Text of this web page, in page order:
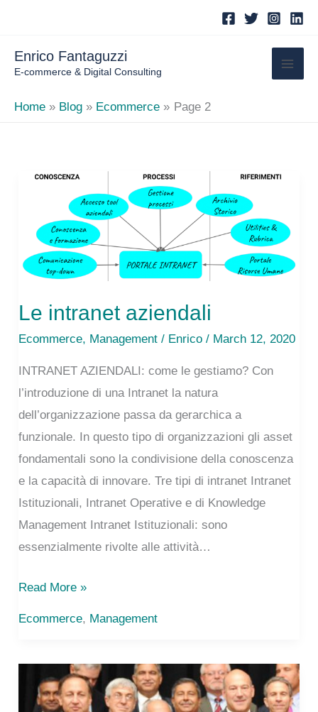
content
Enrico Fantaguzzi
E-commerce & Digital Consulting
Home Blog Ecommerce Page 2
Le intranet aziendali
Ecommerce, Management / Enrico/ March 12, 2020
INTRANET AZIENDALI: come le gestiamo? Con
l’introduzione di una Intranet la natura
dell’organizzazione passa da gerarchica a
funzionale. In questo tipo di organizzazioni gli asset
fondamentali sono la condivisione della conoscenza
e la capacità di innovare. Tre tipi di intranet Intranet
Istituzionali, Intranet Operative e di Knowledge
Management Intranet Istituzionali: sono
essenzialmente rivolte alle attività…
Le
Read More »
Ecommerce, Management